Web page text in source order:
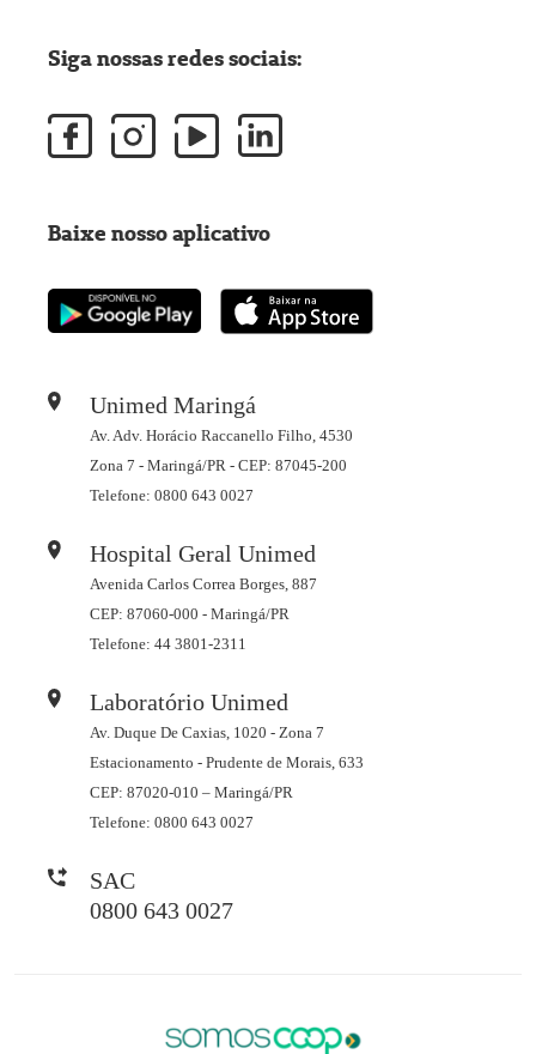
Unimed Maringá
Av. Adv. Horácio Raccanello Filho, 4530
Zona 7 - Maringá/PR - CEP: 87045-200
Telefone: 0800 643 0027
Hospital Geral Unimed
Avenida Carlos Correa Borges, 887
CEP: 87060-000 - Maringá/PR
Telefone: 44 3801-2311
Laboratório Unimed
Av. Duque De Caxias, 1020 - Zona 7
Estacionamento - Prudente de Morais, 633
CEP: 87020-010 – Maringá/PR
Telefone: 0800 643 0027
SAC
0800 643 0027
Siga nossas redes sociais:
Baixe nosso aplicativo